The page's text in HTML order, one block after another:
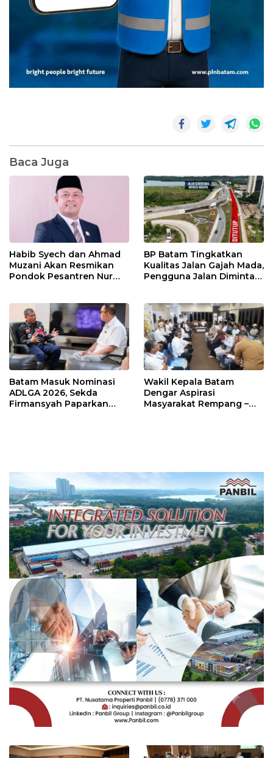
Baca Juga
Habib Syech dan Ahmad
Muzani Akan Resmikan
Pondok Pesantren Nur
BP Batam Tingkatkan
Kualitas Jalan Gajah Mada,
Pengguna Jalan Diminta
Batam Masuk Nominasi
ADLGA 2026, Sekda
Firmansyah Paparkan
Wakil Kepala Batam
Dengar Aspirasi
Masyarakat Rempang –